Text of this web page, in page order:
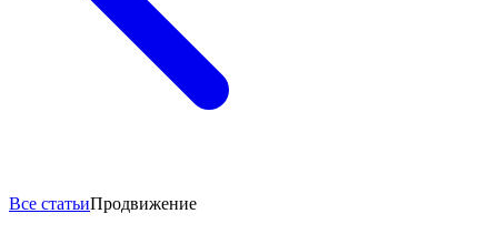
Все статьиПродвижение